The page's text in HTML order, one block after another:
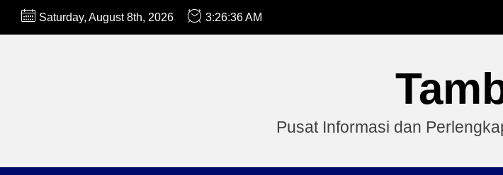
Skip
Saturday, August 8th, 2026 3:26:37 AM
Pusat Informasi dan